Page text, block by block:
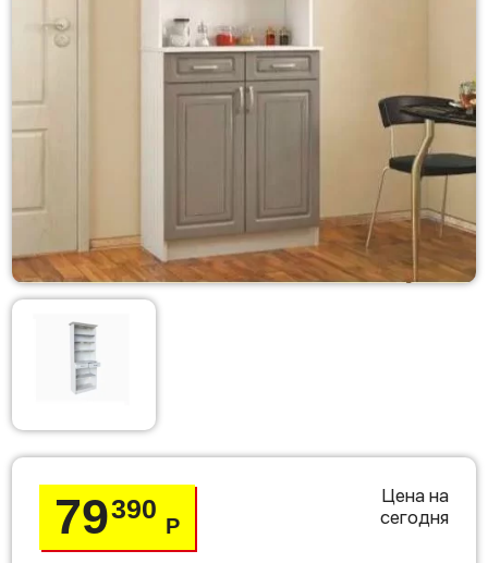
79390
Р
Цена на
сегодня